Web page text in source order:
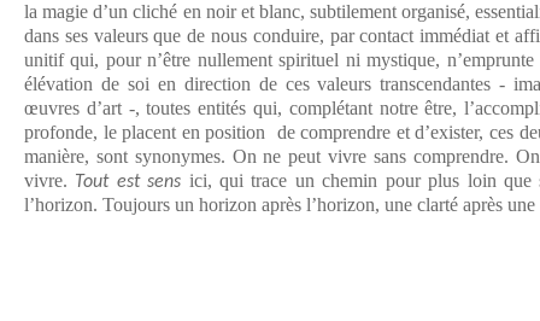
la magie d’un cliché en noir et blanc, subtilement organisé,
dans ses valeurs que de nous conduire, par contact immédiat et
unitif qui, pour n’être nullement spirituel ni mystique, n’emprunte
élévation de soi en direction de ces valeurs transcendantes -
œuvres d’art -, toutes entités qui, complétant notre être,
profonde, le placent en position de comprendre et d’exister, ces
manière, sont synonymes. On ne peut vivre sans comprendre.
vivre.
Tout est sens ici, qui trace un chemin pour plus loin que
l’horizon. Toujours un horizon après l’horizon, une clarté après une